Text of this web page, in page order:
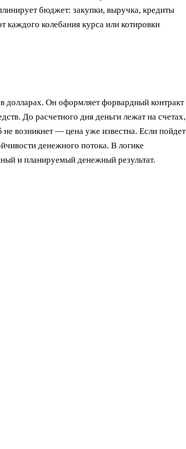
бюджет: закупки, выручка, кредиты
каждого колебания курса или котировки
долларах. Он оформляет форвардный контракт
До расчетного дня деньги лежат на счетах,
возникнет — цена уже известна. Если пойдет
денежного потока. В логике
и планируемый денежный результат.